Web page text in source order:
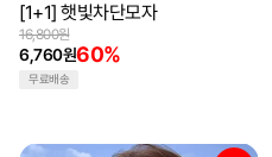
[1+1] 햇빛차단모자
6,760원60%
16,800원
무료배송